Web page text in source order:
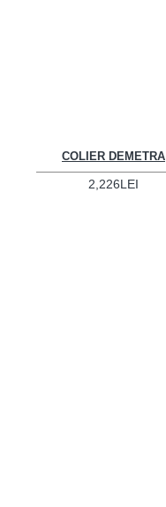
COLIER DEMETRA
2,226LEI